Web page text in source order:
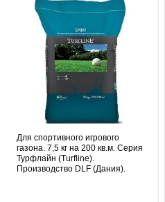
Для спортивного игрового
газона. 7,5 кг на 200 кв.м. Серия
Турфлайн (Turfline).
Производство DLF (Дания).